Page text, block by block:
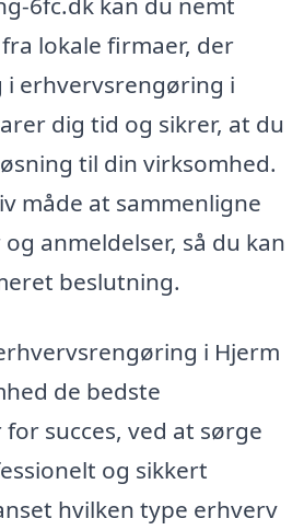
lokale firmaer, der
i erhvervsrengøring i
dig tid og sikrer, at du
til din virksomhed.
måde at sammenligne
anmeldelser, så du kan
beslutning.
i Hjerm
de bedste
succes, ved at sørge
og sikkert
hvilken type erhverv